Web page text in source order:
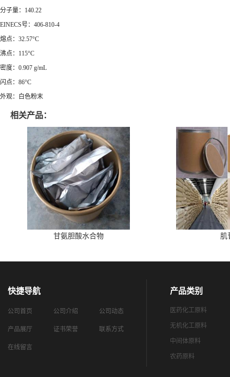
分子量：140.22
EINECS号：406-810-4
熔点：32.57°C
沸点：115°C
密度：0.907 g/mL
闪点：86°C
外观：白色粉末
相关产品：
甘氨胆酸水合物 肌
快捷导航
公司首页 公司介绍 公司动态
产品展厅 证书荣誉 联系方式
在线留言
产品类别
医药化工原料
无机化工原料
中间体原料
农药原料